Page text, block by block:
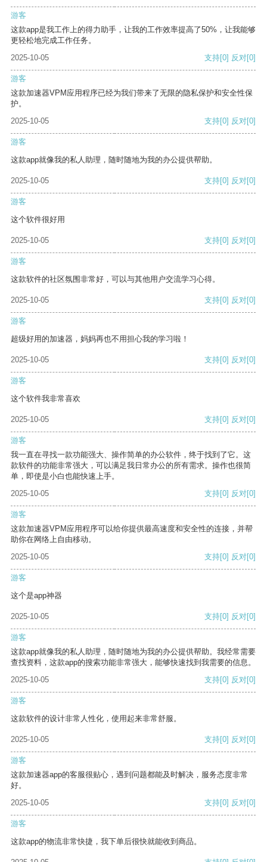
游客
这款app是我工作上的得力助手，让我的工作效率提高了50%，让我能够
更轻松地完成工作任务。
2025-10-05
支持[0] 反对[0]
游客
这款加速器VPM应用程序已经为我们带来了无限的隐私保护和安全性保
护。
2025-10-05
支持[0] 反对[0]
游客
这款app就像我的私人助理，随时随地为我的办公提供帮助。
2025-10-05 支持[0] 反对[0]
游客
这个软件很好用
2025-10-05 支持[0] 反对[0]
游客
这款软件的社区氛围非常好，可以与其他用户交流学习心得。
2025-10-05 支持[0] 反对[0]
游客
超级好用的加速器，妈妈再也不用担心我的学习啦！
2025-10-05 支持[0] 反对[0]
游客
这个软件我非常喜欢
2025-10-05 支持[0] 反对[0]
游客
我一直在寻找一款功能强大、操作简单的办公软件，终于找到了它。这
款软件的功能非常强大，可以满足我日常办公的所有需求。操作也很简
单，即使是小白也能快速上手。
2025-10-05
支持[0] 反对[0]
游客
这款加速器VPM应用程序可以给你提供最高速度和安全性的连接，并帮
助你在网络上自由移动。
2025-10-05
支持[0] 反对[0]
游客
这个是app神器
2025-10-05 支持[0] 反对[0]
游客
这款app就像我的私人助理，随时随地为我的办公提供帮助。我经常需要
查找资料，这款app的搜索功能非常强大，能够快速找到我需要的信息。
2025-10-05
支持[0] 反对[0]
游客
这款软件的设计非常人性化，使用起来非常舒服。
2025-10-05 支持[0] 反对[0]
游客
这款加速器app的客服很贴心，遇到问题都能及时解决，服务态度非常
好。
2025-10-05
支持[0] 反对[0]
游客
这款app的物流非常快捷，我下单后很快就能收到商品。